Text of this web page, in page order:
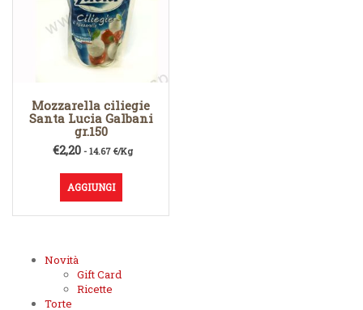
Mozzarella ciliegie
Santa Lucia Galbani
gr.150
€2,20 - 14.67 €/Kg
AGGIUNGI
Novità
Gift Card
Ricette
Torte